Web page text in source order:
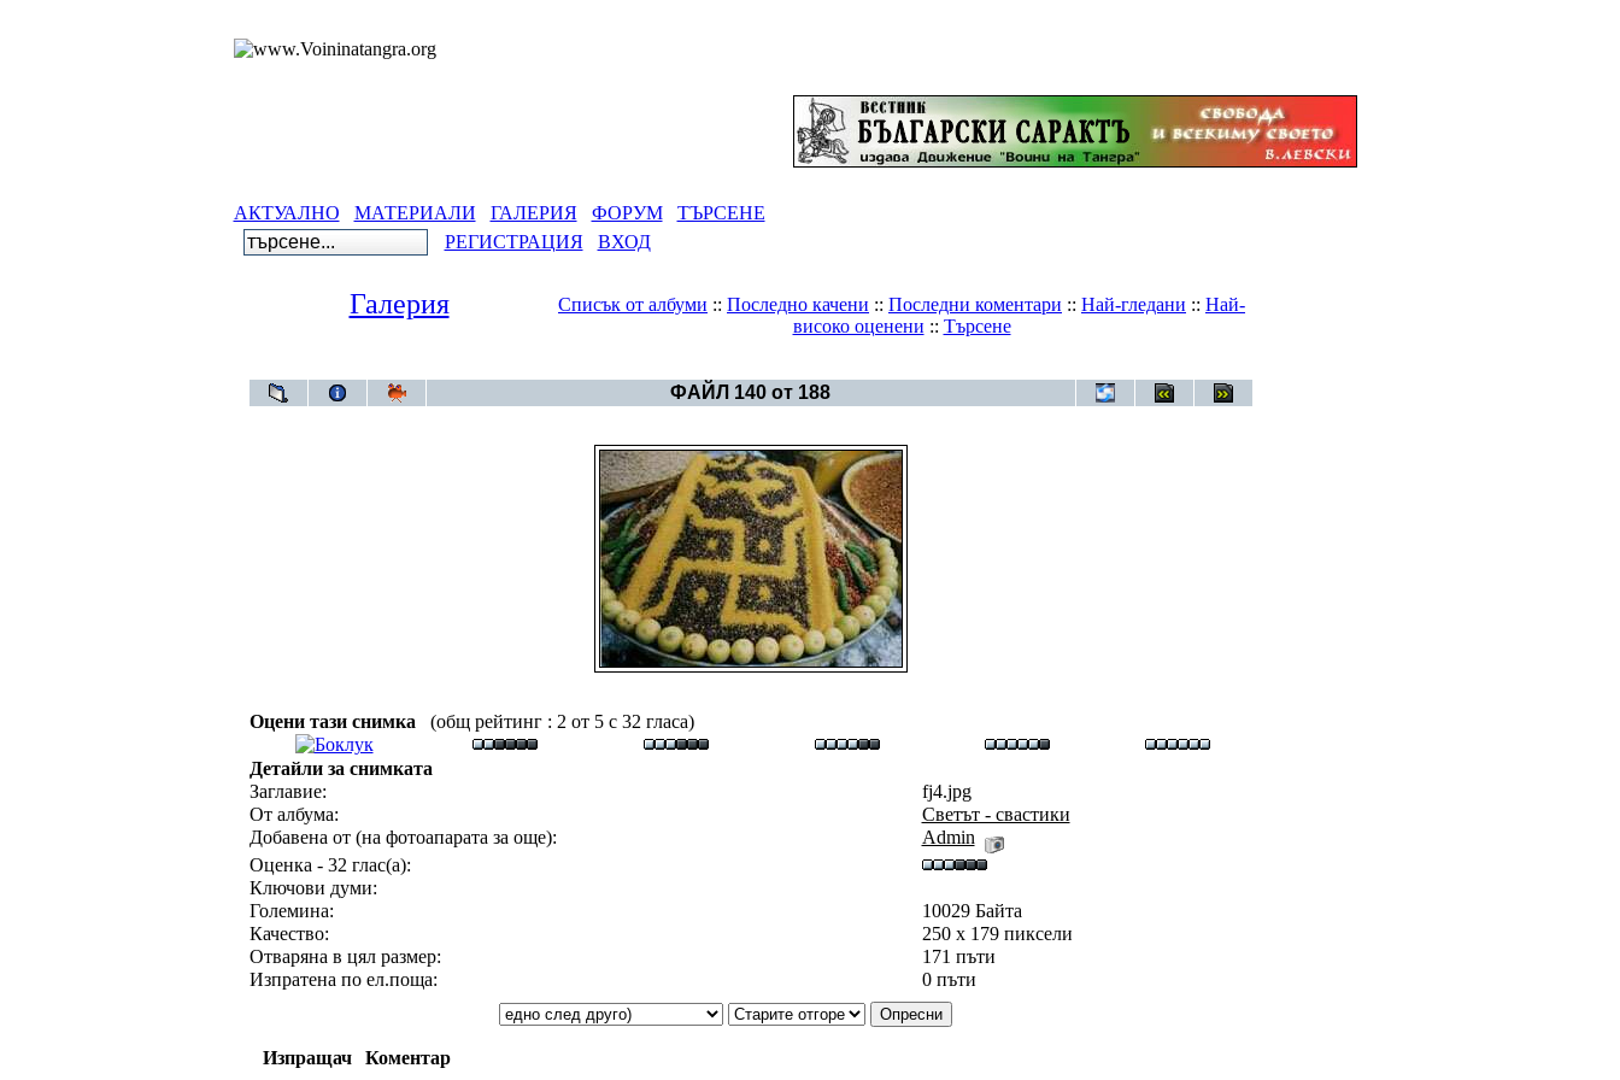
АКТУАЛНО МАТЕРИАЛИ ГАЛЕРИЯ ФОРУМ
ТЪРСЕНЕ
РЕГИСТРАЦИЯ
ВХОД
Галерия Списък от албуми :: Последно качени :: Последни коментари :: Най-гледани :: Най-
високо оценени :: Търсене
ФАЙЛ 140 от 188
Оцени тази снимка (общ рейтинг : 2 от 5 с 32 гласа)
Детайли за снимката
Заглавие:
fj4.jpg
От албума:
Светът - свастики
Добавена от (на фотоапарата за още):
Admin
Оценка - 32 глас(а):
Ключови думи:
Големина:
10029 Байта
Качество:
250 x 179 пиксели
Отваряна в цял размер:
171 пъти
Изпратена по ел.поща:
0 пъти
Изпращач Коментар